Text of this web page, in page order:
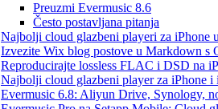
Preuzmi Evermusic 8.6
Često postavljana pitanja
Najbolji cloud glazbeni playeri za iPhone
Izvezite Wix blog postove u Markdown s
Reproducirajte lossless FLAC i DSD na
Najbolji cloud glazbeni player za iPhone i
Evermusic 6.8: Aliyun Drive, Synology,